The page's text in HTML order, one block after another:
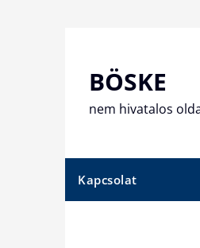
BÖSKE
nem hivatalos
Kapcsolat